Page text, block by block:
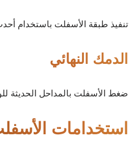
تنفيذ طبقة الأسفلت باستخدام
الدمك النهائي
ضغط الأسفلت بالمداحل الحديثة
استخدامات